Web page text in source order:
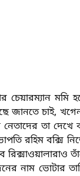
মমি
জানতে চাই,
তা দেখে
রহিম বক্সি
রিক্সাওয়ালারাও
নাম ভোটার